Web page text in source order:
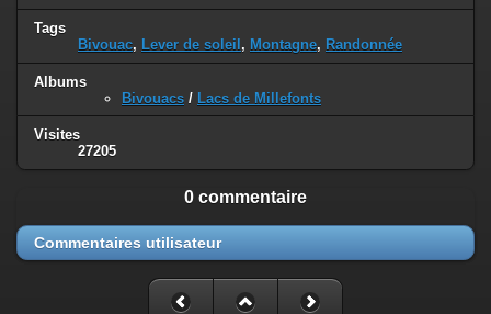
Tags
Bivouac, Lever de soleil, Montagne, Randonnée
Albums
Bivouacs / Lacs de Millefonts
Visites
27205
0 commentaire
Commentaires utilisateur